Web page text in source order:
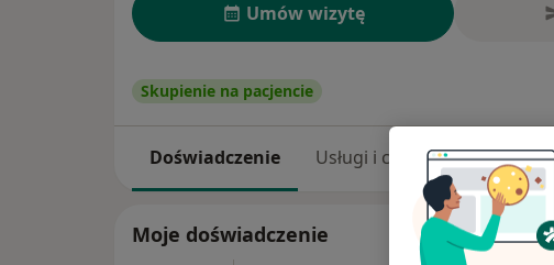
Umów wizytę
Skupienie na pacjencie
Doświadczenie Usługi i ceny Adresy
Moje doświadczenie